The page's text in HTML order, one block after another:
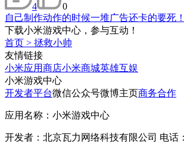
4
0
自己制作动作的时候一堆广告还卡的要死！
下载小米游戏中心，参与互动！
首页 > 拯救小帅
友情链接
小米应用商店小米商城英雄互娱
小米游戏中心
开发者平台微信公众号微博主页商务合作
应用名称：小米游戏中心
开发者：北京瓦力网络科技有限公司 电话